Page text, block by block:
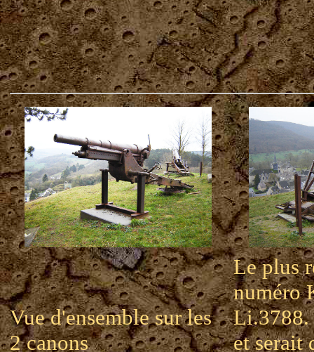
Vue d'ensemble sur les
2 canons
Le plus
numéro
Li.3788.
et serait